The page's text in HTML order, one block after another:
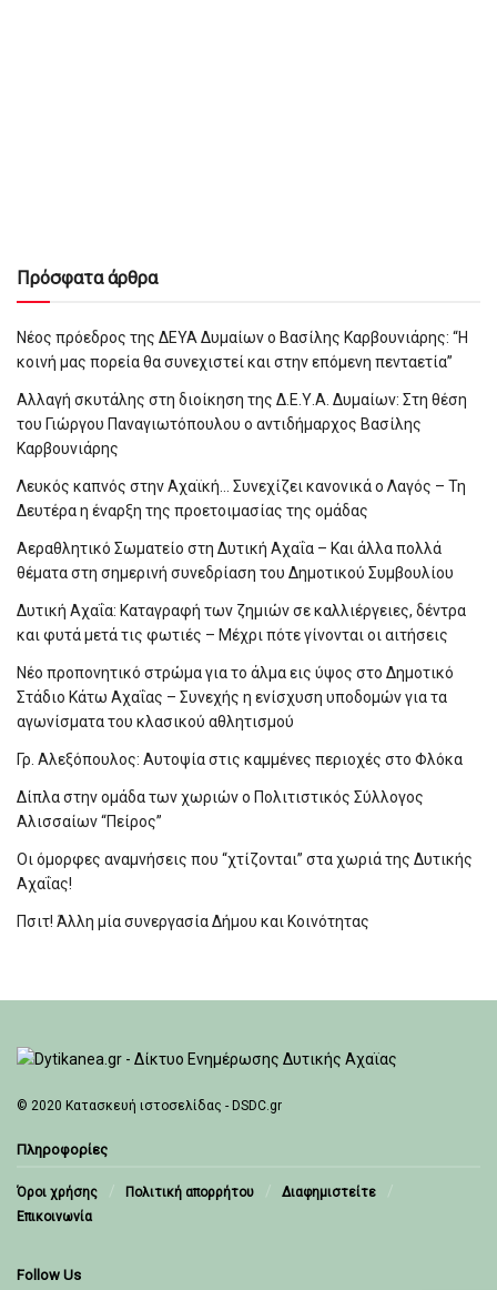
Πρόσφατα άρθρα
Νέος πρόεδρος της ΔΕΥΑ Δυμαίων ο Βασίλης Καρβουνιάρης: “Η
κοινή μας πορεία θα συνεχιστεί και στην επόμενη πενταετία”
Αλλαγή σκυτάλης στη διοίκηση της Δ.Ε.Υ.Α. Δυμαίων: Στη θέση
του Γιώργου Παναγιωτόπουλου ο αντιδήμαρχος Βασίλης
Καρβουνιάρης
Λευκός καπνός στην Αχαϊκή… Συνεχίζει κανονικά ο Λαγός – Τη
Δευτέρα η έναρξη της προετοιμασίας της ομάδας
Αεραθλητικό Σωματείο στη Δυτική Αχαΐα – Και άλλα πολλά
θέματα στη σημερινή συνεδρίαση του Δημοτικού Συμβουλίου
Δυτική Αχαΐα: Καταγραφή των ζημιών σε καλλιέργειες, δέντρα
και φυτά μετά τις φωτιές – Μέχρι πότε γίνονται οι αιτήσεις
Νέο προπονητικό στρώμα για το άλμα εις ύψος στο Δημοτικό
Στάδιο Κάτω Αχαΐας – Συνεχής η ενίσχυση υποδομών για τα
αγωνίσματα του κλασικού αθλητισμού
Γρ. Αλεξόπουλος: Αυτοψία στις καμμένες περιοχές στο Φλόκα
Δίπλα στην ομάδα των χωριών ο Πολιτιστικός Σύλλογος
Αλισσαίων “Πείρος”
Οι όμορφες αναμνήσεις που “χτίζονται” στα χωριά της Δυτικής
Αχαΐας!
Πσιτ! Άλλη μία συνεργασία Δήμου και Κοινότητας
© 2020 Κατασκευή ιστοσελίδας - DSDC.gr
Πληροφορίες
Όροι χρήσης Πολιτική απορρήτου
Διαφημιστείτε
Επικοινωνία
Follow Us